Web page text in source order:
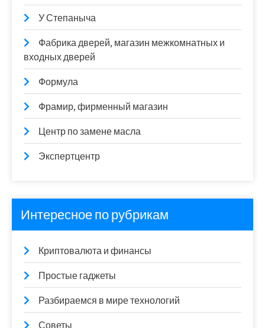
У Степаныча
Фабрика дверей, магазин межкомнатных и
входных дверей
Формула
Фрамир, фирменный магазин
Центр по замене масла
Экспертцентр
Интересное по рубрикам
Криптовалюта и финансы
Простые гаджеты
Разбираемся в мире технологий
Советы